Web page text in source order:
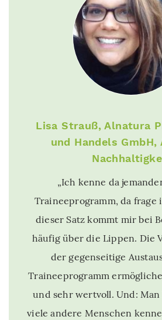
Lisa Strauß, Alnatura
und Handels GmbH,
„Ich kenne da
Traineeprogramm, da frage
dieser Satz kommt mir bei
häufig über die Lippen. Die
der gegenseitige
Traineeprogramm
und sehr wertvoll. Und:
viele andere Menschen